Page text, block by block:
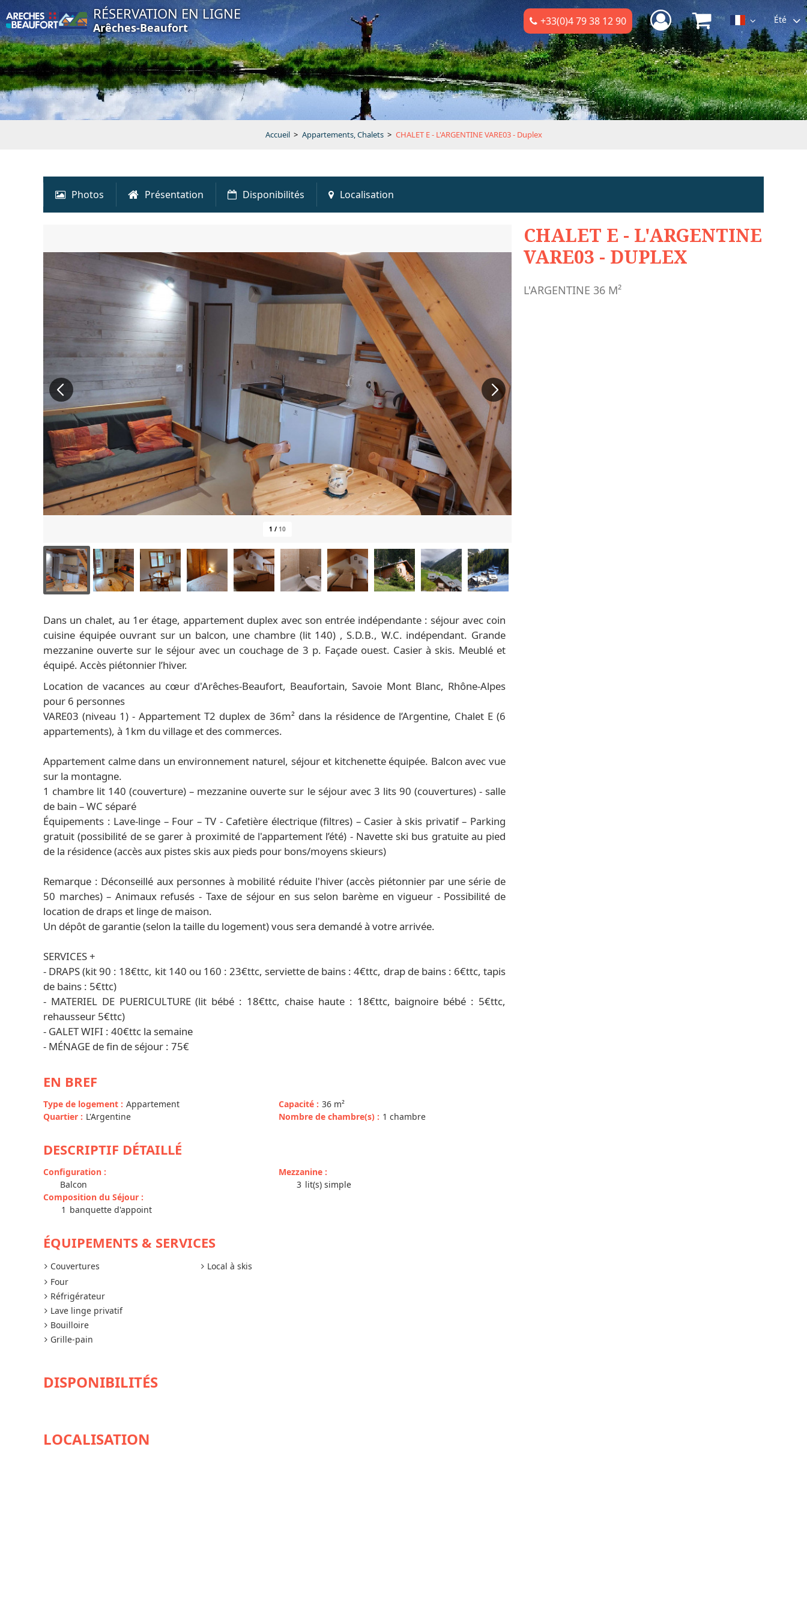
RÉSERVATION EN LIGNE
Arêches-Beaufort +33(0)4 79 38 12 90 Été
Accueil > Appartements, Chalets > CHALET E - L'ARGENTINE VARE03 - Duplex
Photos Présentation Disponibilités Localisation
1 / 10
CHALET E - L'ARGENTINE
VARE03 - DUPLEX
L'ARGENTINE 36 M²
Dans un chalet, au 1er étage, appartement duplex avec son entrée indépendante : séjour avec coin
cuisine équipée ouvrant sur un balcon, une chambre (lit 140) , S.D.B., W.C. indépendant. Grande
mezzanine ouverte sur le séjour avec un couchage de 3 p. Façade ouest. Casier à skis. Meublé et
équipé. Accès piétonnier l’hiver.
Location de vacances au cœur d'Arêches-Beaufort, Beaufortain, Savoie Mont Blanc, Rhône-Alpes
pour 6 personnes
VARE03 (niveau 1) - Appartement T2 duplex de 36m² dans la résidence de l’Argentine, Chalet E (6
appartements), à 1km du village et des commerces.
Appartement calme dans un environnement naturel, séjour et kitchenette équipée. Balcon avec vue
sur la montagne.
1 chambre lit 140 (couverture) – mezzanine ouverte sur le séjour avec 3 lits 90 (couvertures) - salle
de bain – WC séparé
Équipements : Lave-linge – Four – TV - Cafetière électrique (filtres) – Casier à skis privatif – Parking
gratuit (possibilité de se garer à proximité de l'appartement l’été) - Navette ski bus gratuite au pied
de la résidence (accès aux pistes skis aux pieds pour bons/moyens skieurs)
Remarque : Déconseillé aux personnes à mobilité réduite l'hiver (accès piétonnier par une série de
50 marches) – Animaux refusés - Taxe de séjour en sus selon barème en vigueur - Possibilité de
location de draps et linge de maison.
Un dépôt de garantie (selon la taille du logement) vous sera demandé à votre arrivée.
SERVICES +
- DRAPS (kit 90 : 18€ttc, kit 140 ou 160 : 23€ttc, serviette de bains : 4€ttc, drap de bains : 6€ttc, tapis
de bains : 5€ttc)
- MATERIEL DE PUERICULTURE (lit bébé : 18€ttc, chaise haute : 18€ttc, baignoire bébé : 5€ttc,
rehausseur 5€ttc)
- GALET WIFI : 40€ttc la semaine
- MÉNAGE de fin de séjour : 75€
EN BREF
Type de logement : Appartement
Quartier : L'Argentine
Capacité : 36 m²
Nombre de chambre(s) : 1 chambre
DESCRIPTIF DÉTAILLÉ
Configuration :
Balcon
Composition du Séjour :
1 banquette d'appoint
Mezzanine :
3 lit(s) simple
ÉQUIPEMENTS & SERVICES
Couvertures
Four
Réfrigérateur
Lave linge privatif
Bouilloire
Grille-pain
Local à skis
DISPONIBILITÉS